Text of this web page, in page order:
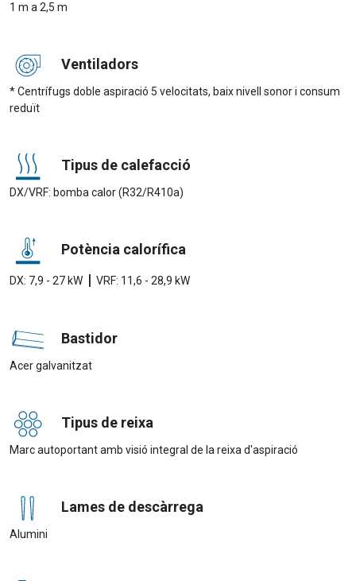
1 m a 2,5 m
Ventiladors
* Centrífugs doble aspiració 5 velocitats, baix nivell sonor i consum
reduït
Tipus de calefacció
DX/VRF: bomba calor (R32/R410a)
Potència calorífica
DX: 7,9 - 27 kW | VRF: 11,6 - 28,9 kW
Bastidor
Acer galvanitzat
Tipus de reixa
Marc autoportant amb visió integral de la reixa d'aspiració
Lames de descàrrega
Alumini